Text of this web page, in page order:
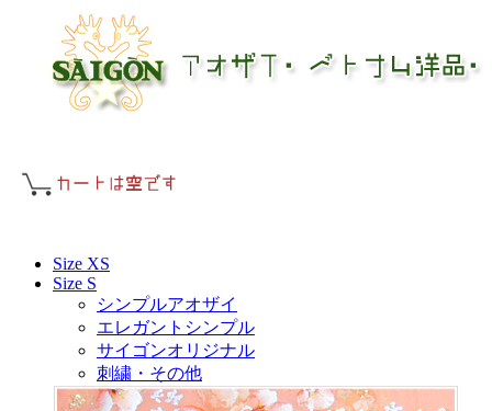
Size XS
Size S
シンプルアオザイ
エレガントシンプル
サイゴンオリジナル
刺繍・その他